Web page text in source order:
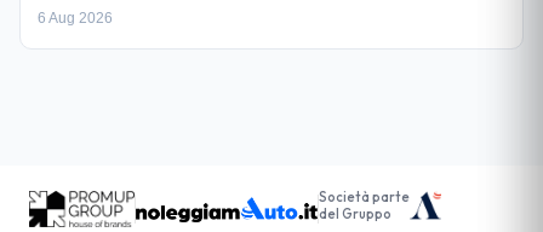
6 Aug 2026
Società parte
del Gruppo